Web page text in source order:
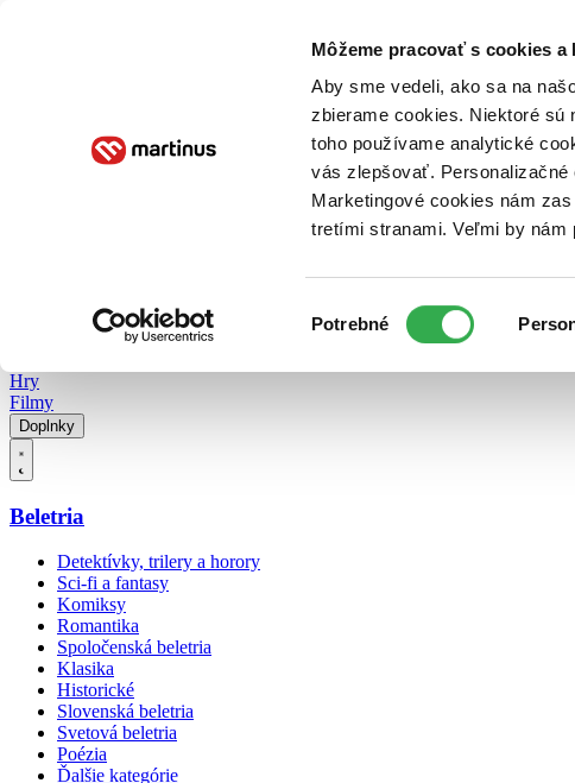
Môžeme pracovať s cookies
Aby sme vedeli, ako sa na
zbierame cookies. Niektoré sú
toho používame analytické
vás zlepšovať.
Marketingové cookies nám
tretími stranami. Veľmi by
súhlasu
Potrebné
Poukážky Kontakt
Hry
Filmy
Doplnky
Beletria
Detektívky, trilery a horory
Sci-fi a fantasy
Komiksy
Romantika
Spoločenská beletria
Klasika
Historické
Slovenská beletria
Svetová beletria
Poézia
Ďalšie kategórie